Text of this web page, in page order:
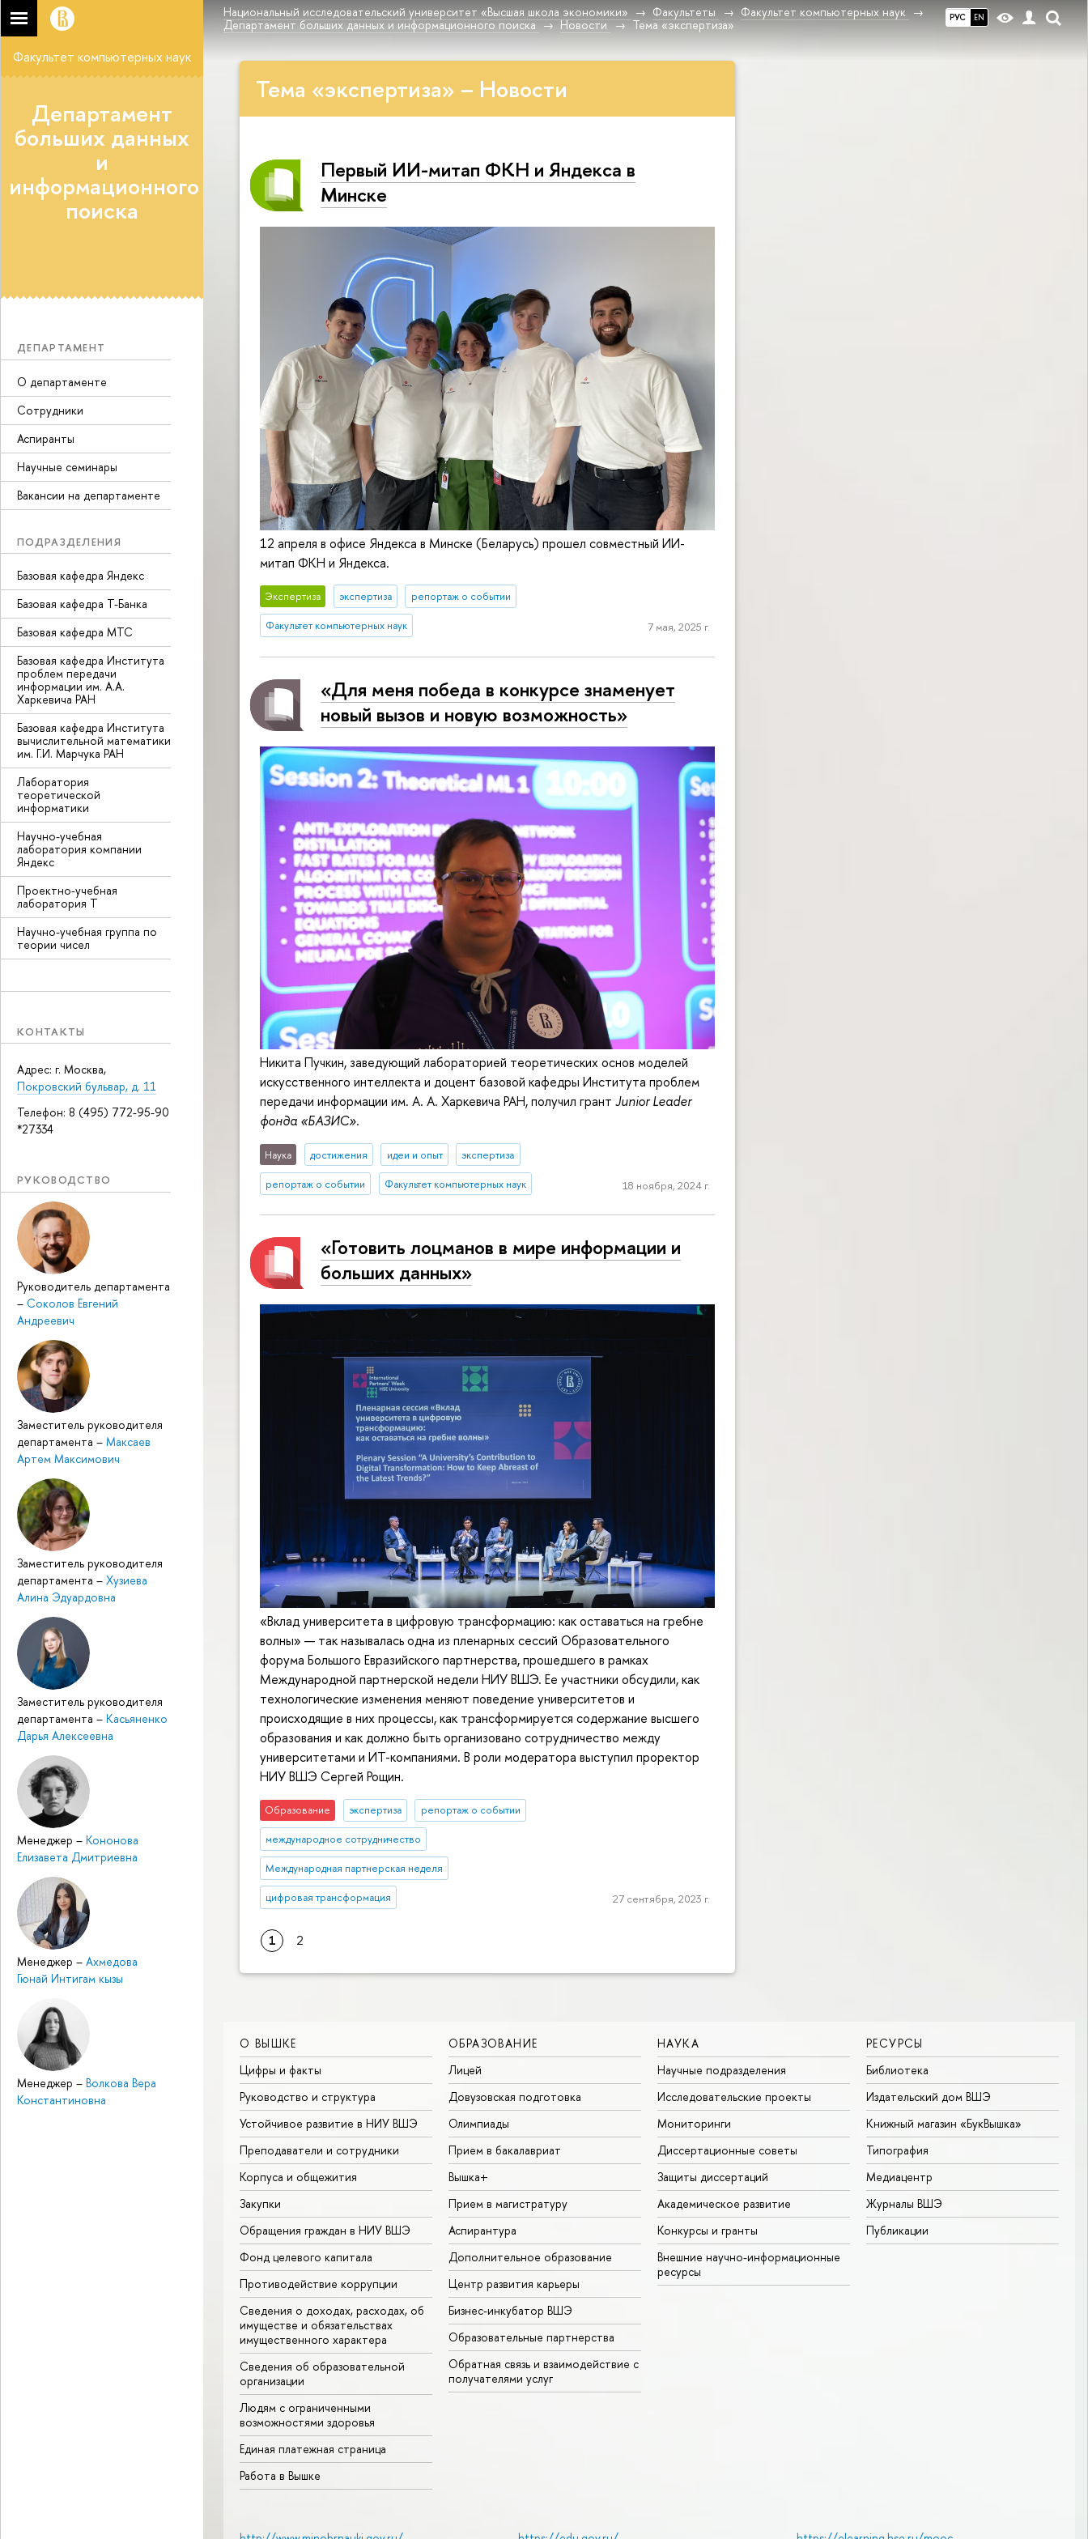
РУС EN
Национальный исследовательский университет «Высшая школа экономики» Факультеты
Факультет компьютерных наук
Департамент больших данных и информационного поиска
Новости Тема «экспертиза»
Факультет компьютерных наук
Департамент
больших данных
и
информационного
поиска
ДЕПАРТАМЕНТ
О департаменте
Сотрудники
Аспиранты
Научные семинары
Вакансии на департаменте
ПОДРАЗДЕЛЕНИЯ
Базовая кафедра Яндекс
Базовая кафедра Т-Банка
Базовая кафедра МТС
Базовая кафедра Института
проблем передачи
информации им. А.А.
Харкевича РАН
Базовая кафедра Института
вычислительной математики
им. Г.И. Марчука РАН
Лаборатория
теоретической
информатики
Научно-учебная
лаборатория компании
Яндекс
Проектно-учебная
лаборатория Т
Научно-учебная группа по
теории чисел
КОНТАКТЫ
Адрес: г. Москва,
Покровский бульвар, д. 11
Телефон: 8 (495) 772-95-90
*27334
РУКОВОДСТВО
Руководитель департамента
– Соколов Евгений
Андреевич
Заместитель руководителя
департамента – Максаев
Артем Максимович
Заместитель руководителя
департамента – Хузиева
Алина Эдуардовна
Заместитель руководителя
департамента – Касьяненко
Дарья Алексеевна
Менеджер – Кононова
Елизавета Дмитриевна
Менеджер – Ахмедова
Гюнай Интигам кызы
Менеджер – Волкова Вера
Константиновна
Тема «экспертиза» – Новости
Первый ИИ-митап ФКН и Яндекса в
Минске
12 апреля в офисе Яндекса в Минске (Беларусь) прошел совместный ИИ-
митап ФКН и Яндекса.
Экспертиза экспертиза репортаж о событии
Факультет компьютерных наук 7 мая, 2025 г.
«Для меня победа в конкурсе знаменует
новый вызов и новую возможность»
Никита Пучкин, заведующий лабораторией теоретических основ моделей
искусственного интеллекта и доцент базовой кафедры Института проблем
передачи информации им. А. А. Харкевича РАН, получил грант Junior Leader
фонда «БАЗИС».
Наука достижения идеи и опыт экспертиза
репортаж о событии Факультет компьютерных наук 18 ноября, 2024 г.
«Готовить лоцманов в мире информации и
больших данных»
«Вклад университета в цифровую трансформацию: как оставаться на гребне
волны» — так называлась одна из пленарных сессий Образовательного
форума Большого Евразийского партнерства, прошедшего в рамках
Международной партнерской недели НИУ ВШЭ. Ее участники обсудили, как
технологические изменения меняют поведение университетов и
происходящие в них процессы, как трансформируется содержание высшего
образования и как должно быть организовано сотрудничество между
университетами и ИТ-компаниями. В роли модератора выступил проректор
НИУ ВШЭ Сергей Рощин.
Образование экспертиза репортаж о событии
международное сотрудничество
Международная партнерская неделя
цифровая трансформация 27 сентября, 2023 г.
1 2
О ВЫШКЕ
Цифры и факты
Руководство и структура
Устойчивое развитие в НИУ ВШЭ
Преподаватели и сотрудники
Корпуса и общежития
Закупки
Обращения граждан в НИУ ВШЭ
Фонд целевого капитала
Противодействие коррупции
Сведения о доходах, расходах, об
имуществе и обязательствах
имущественного характера
Сведения об образовательной
организации
Людям с ограниченными
возможностями здоровья
Единая платежная страница
Работа в Вышке
ОБРАЗОВАНИЕ
Лицей
Довузовская подготовка
Олимпиады
Прием в бакалавриат
Вышка+
Прием в магистратуру
Аспирантура
Дополнительное образование
Центр развития карьеры
Бизнес-инкубатор ВШЭ
Образовательные партнерства
Обратная связь и взаимодействие с
получателями услуг
НАУКА
Научные подразделения
Исследовательские проекты
Мониторинги
Диссертационные советы
Защиты диссертаций
Академическое развитие
Конкурсы и гранты
Внешние научно-информационные
ресурсы
РЕСУРСЫ
Библиотека
Издательский дом ВШЭ
Книжный магазин «БукВышка»
Типография
Медиацентр
Журналы ВШЭ
Публикации